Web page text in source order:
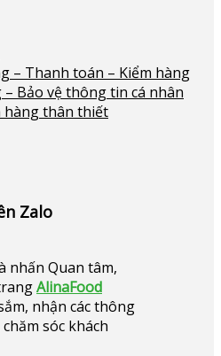
– Thanh toán – Kiểm hàng
Bảo vệ thông tin cá nhân
hàng thân thiết
Zalo
nhấn Quan tâm,
AlinaFood
nhận các thông
sóc khách